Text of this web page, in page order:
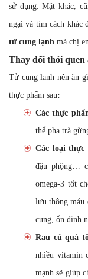
sử dụng. Mặt khác,
ngại và tìm cách khác
tử cung lạnh mà chị
Thay đổi thói quen
Tử cung lạnh nên ăn
thực phẩm sau:
Các thực
thể pha trà
Các loại
đậu phộng…
omega-3 tốt
lưu thông máu
cung, ổn định
Rau củ quả
nhiều vitamin
mạnh sẽ giúp